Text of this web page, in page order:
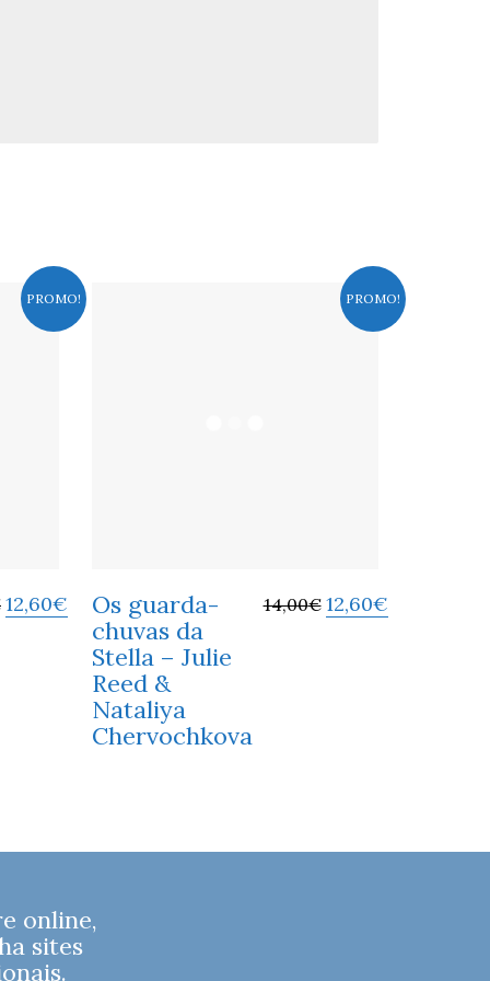
PROMO!
12,60€
PROMO!
Os guarda-
chuvas da
Stella – Julie
Reed &
Nataliya
Chervochkova
14,00€ 12,60€
online,
sites